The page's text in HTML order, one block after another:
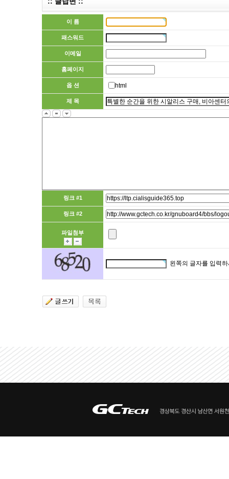
이 름
패스워드
이메일
홈페이지
옵 션 html
제 목
링크 #1
링크 #2
파일첨부
왼쪽의 글자를 입력